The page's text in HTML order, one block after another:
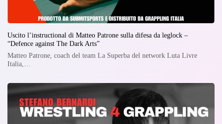
Uscito l’instructional di Matteo Patrone sulla difesa da leglock –
“Defence against The Dark Arts”
Matteo Patrone, coach del team La Superba del network Luta Livre
Italia,…